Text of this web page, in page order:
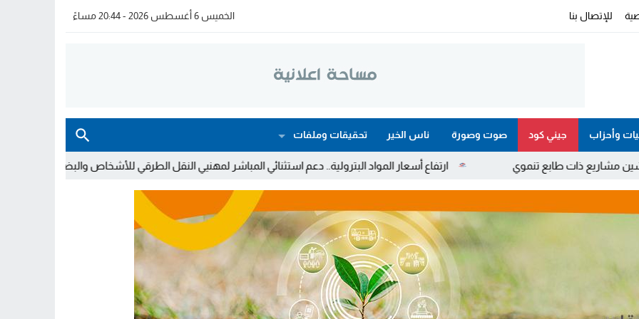
للإتصال بنا الخميس 6 أغسطس 2026 - 20:44 مساءً
وأحزاب جيني كود صوت وصورة ناس الخير تحقيقات وملفات
ارتفاع أسعار المواد البترولية.. دعم استثنائي المباشر لمهنيي النقل الطرقي للأشخاص والبضائع خولة بيات إبنة مدينة تنموي